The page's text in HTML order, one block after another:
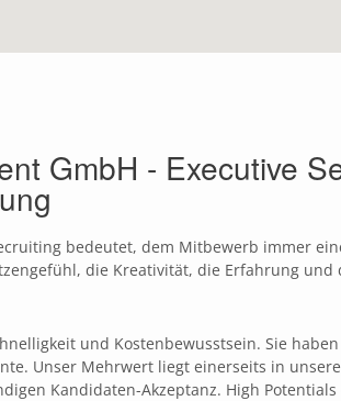
GmbH - Executive
bedeutet, dem Mitbewerb immer
die Kreativität, die Erfahrung
und Kostenbewusstsein. Sie
Unser Mehrwert liegt einerseits in
Kandidaten-Akzeptanz. High